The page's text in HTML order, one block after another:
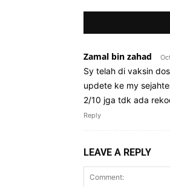
Zamal bin zahad
Sy telah di vaksin
updete ke my
2/10 jga tdk ada
Reply
LEAVE A REPLY